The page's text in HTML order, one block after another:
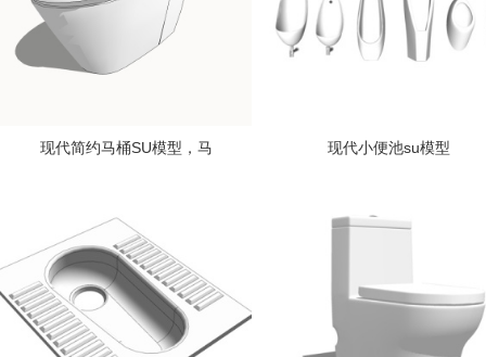
现代简约马桶SU模型，马 现代小便池su模型